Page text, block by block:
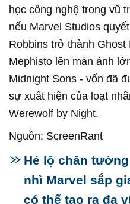
học công nghệ trong vũ
nếu Marvel Studios
Robbins trở thành
Mephisto lên màn ảnh
Midnight Sons - vốn đã
sự xuất hiện của loạt
Werewolf by Night.
Nguồn: ScreenRant
Hé lộ chân
nhì Marvel sắp
có thể tạo ra đa